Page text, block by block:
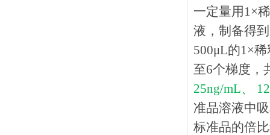
一定量用1×
液，制备得
500μL的1×
至6个梯度，
25ng/mL、
准品溶液中
标准品的倍